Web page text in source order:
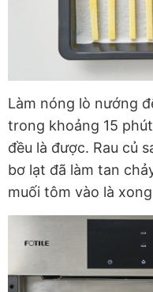
Làm nóng lò nướng
trong khoảng 15
đều là được. Rau củ
bơ lạt đã làm tan
muối tôm vào là